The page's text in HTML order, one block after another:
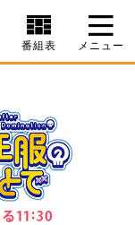
番組表 メニュー